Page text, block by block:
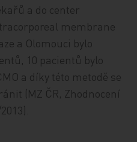
a do center
membrane
a Olomouci bylo
10 pacientů bylo
a díky této metodě se
(MZ ČR, Zhodnocení